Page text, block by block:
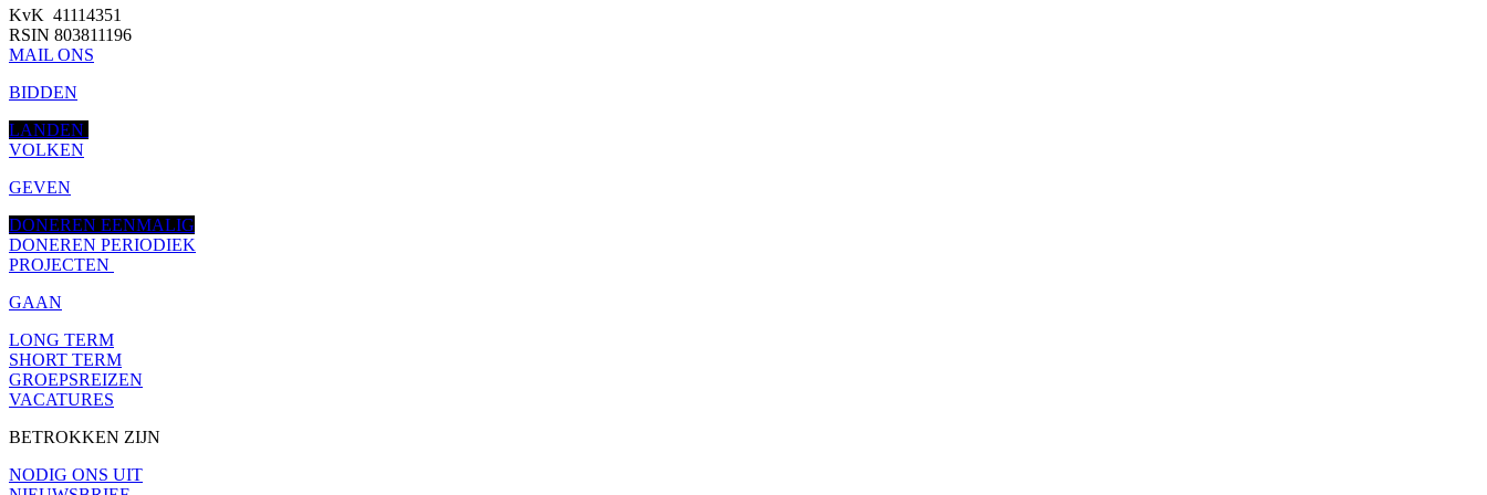
KvK 41114351
RSIN 803811196
MAIL ONS
BIDDEN
LANDEN
VOLKEN
GEVEN
DONEREN EENMALIG
DONEREN PERIODIEK
PROJECTEN
GAAN
LONG TERM
SHORT TERM
GROEPSREIZEN
VACATURES
BETROKKEN ZIJN
NODIG ONS UIT